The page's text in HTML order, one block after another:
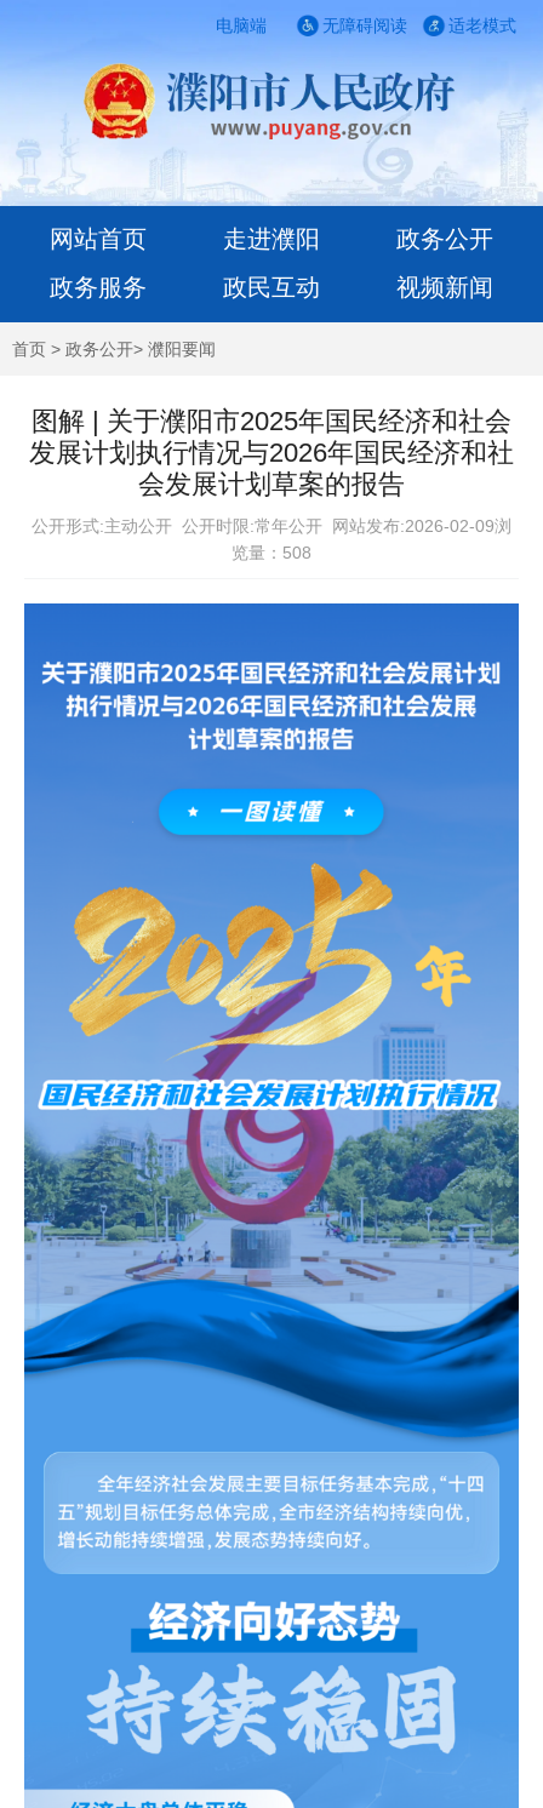
电脑端 适老模式
无障碍阅读
网站首页 走进濮阳
政务公开
政务服务
政民互动 视频新闻
首页 > 政务公开> 濮阳要闻
图解 | 关于濮阳市2025年国民经济和社会
发展计划执行情况与2026年国民经济和社
会发展计划草案的报告
公开形式:主动公开 公开时限:常年公开
网站发布:2026-02-09浏
览量： 508